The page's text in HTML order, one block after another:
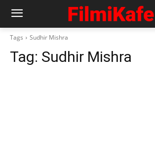
Tags Sudhir Mishra
Tag: Sudhir Mishra